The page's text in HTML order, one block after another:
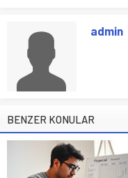
admin
BENZER KONULAR